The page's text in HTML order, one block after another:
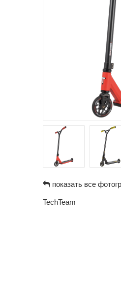
показать все
TechTeam